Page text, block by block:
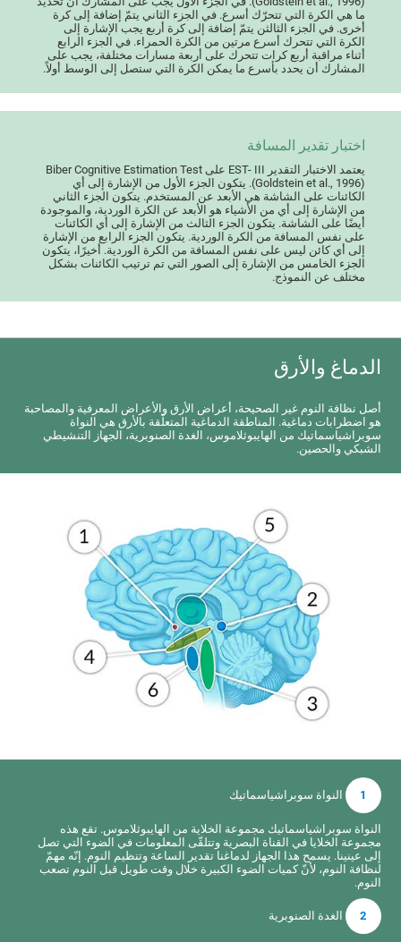
ما هي الكرة التي تتحرّك أسرع. في الجزء الثاني يتمّ إضافة إلى كرة
أخرى. في الجزء الثالثن يتمّ إضافة إلى كرة أربع يجب الإشارة إلى
الكرة التي تتحرك أسرع مرتين من الكرة الحمراء. في الجزء الرابع
أثناء مراقبة أربع كرات تتحرك على أربعة مسارات مختلفة، يجب على
المشارك أن يحدد بأسرع ما يمكن الكرة التي ستصل إلى الوسط أولاً.
اختبار تقدير المسافة
يعتمد الاختبار التقدير EST- III على Biber Cognitive Estimation Test
(Goldstein et al., 1996). يتكون الجزء الأول من الإشارة إلى أي
الكائنات على الشاشة هي الأبعد عن المستخدم. يتكون الجزء الثاني
من الإشارة إلى أي من الأشياء هو الأبعد عن الكرة الوردية، والموجودة
أيضًا على الشاشة. يتكون الجزء الثالث من الإشارة إلى أي الكائنات
على نفس المسافة من الكرة الوردية. يتكون الجزء الرابع من الإشارة
إلى أي كائن ليس على نفس المسافة من الكرة الوردية. أخيرًا، يتكون
الجزء الخامس من الإشارة إلى الصور التي تم ترتيب الكائنات بشكل
مختلف عن النموذج.
الدماغ والأرق
أصل نظافة النوم غير الصحيحة، أعراض الأرق والأعراض المعرفية والمصاحبة
هو اضطرابات دماغية. المناطقة الدماغية المتعلّقة بالأرق هي النواة
سوبراشياسماتيك من الهايبوثلاموس، الغدة الصنوبرية، الجهاز التنشيطي
الشبكي والحصين.
1 النواة سوبراشياسماتيك
النواة سوبراشياسماتيك مجموعة الخلاية من الهايبوثلاموس. تقع هذه
مجموعة الخلايا في القناة البصرية وتتلقّى المعلومات في الضوء التي تصل
إلى عينينا. يسمح هذا الجهاز لدماغنا تقدير الساعة وتنظيم النوم. إنّه مهمّ
لنظافة النوم، لأنّ كميات الضوء الكبيرة خلال وقت طويل قبل النوم تصعب
النوم.
2 الغدة الصنوبرية